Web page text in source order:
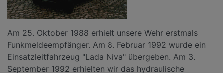
Am 25. Oktober 1988 erhielt unsere Wehr erstmals
Funkmeldeempfänger. Am 8. Februar 1992 wurde ein
Einsatzleitfahrzeug "Lada Niva" übergeben. Am 3.
September 1992 erhielten wir das hydraulische